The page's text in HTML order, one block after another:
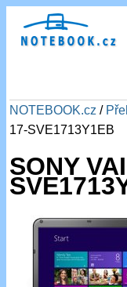
NOTEBOOK.cz /
17-SVE1713Y1EB
SONY